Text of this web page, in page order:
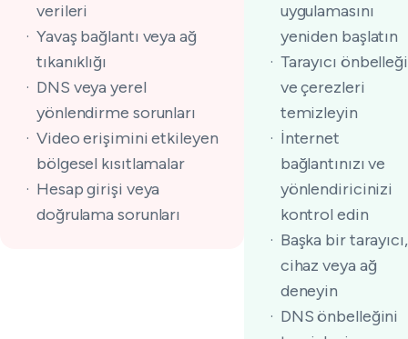
verileri
Yavaş bağlantı veya ağ
tıkanıklığı
DNS veya yerel
yönlendirme sorunları
Video erişimini etkileyen
bölgesel kısıtlamalar
Hesap girişi veya
doğrulama sorunları
uygulamasını
yeniden başlatın
Tarayıcı
ve çerezleri
temizleyin
İnternet
bağlantınızı ve
yönlendiricinizi
kontrol edin
Başka bir tarayıcı,
cihaz veya ağ
deneyin
DNS önbelleğini